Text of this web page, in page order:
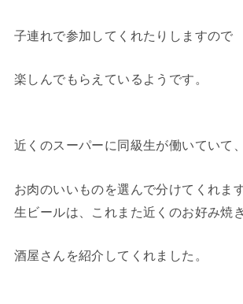
子連れで参加してくれたりしますので
楽しんでもらえているようです。
近くのスーパーに同級生が働いていて、
お肉のいいものを選んで分けてくれます
生ビールは、これまた近くのお好み焼
酒屋さんを紹介してくれました。